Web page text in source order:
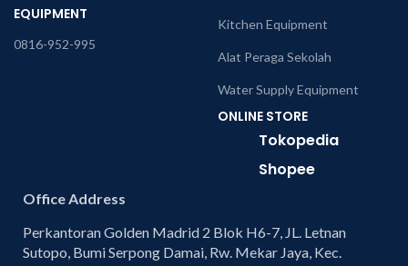
EQUIPMENT
0816-952-995
Kitchen Equipment
Alat Peraga Sekolah
Water Supply Equipment
ONLINE STORE
Tokopedia
Shopee
Office Address
Perkantoran Golden Madrid 2 Blok H6-7, JL. Letnan
Sutopo, Bumi Serpong Damai, Rw. Mekar Jaya, Kec.